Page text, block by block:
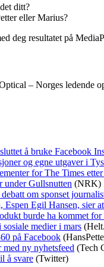
ditt?
eller Marius?
deg resultatet på
– Norges ledende
å bruke Facebook
og egne utgaver i
for The Times
under Gullsnutten (NRK)
om sponset
Espen Egil Hansen, sier
burde ha kommet for
medier i mars
på Facebook
med ny nyhetsfeed (Tech
å svare (Twitter)